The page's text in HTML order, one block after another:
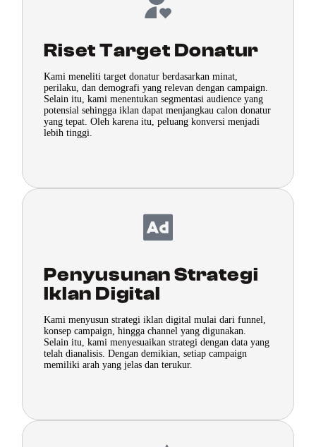
Riset Target Donatur
Kami meneliti target donatur berdasarkan minat,
perilaku, dan demografi yang relevan dengan campaign.
Selain itu, kami menentukan segmentasi audience yang
potensial sehingga iklan dapat menjangkau calon donatur
yang tepat. Oleh karena itu, peluang konversi menjadi
lebih tinggi.
Penyusunan Strategi
Iklan Digital
Kami menyusun strategi iklan digital mulai dari funnel,
konsep campaign, hingga channel yang digunakan.
Selain itu, kami menyesuaikan strategi dengan data yang
telah dianalisis. Dengan demikian, setiap campaign
memiliki arah yang jelas dan terukur.